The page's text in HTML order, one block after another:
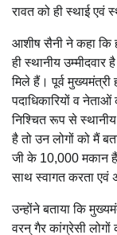
रावत को ही स्थाई एवं
आशीष सैनी ने कहा कि
ही स्थानीय
मिले हैं। पूर्व मुख्यमंत्री
पदाधिकारियों व
निश्चित रूप से
है तो उन लोगों को मैं
जी के 10,000 मकान
साथ स्वागत करता एवं
उन्होंने बताया कि
वरन् गैर कांग्रेसी